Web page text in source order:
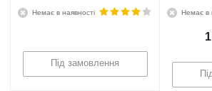
Немає в наявності
Під замовлення
Немає в